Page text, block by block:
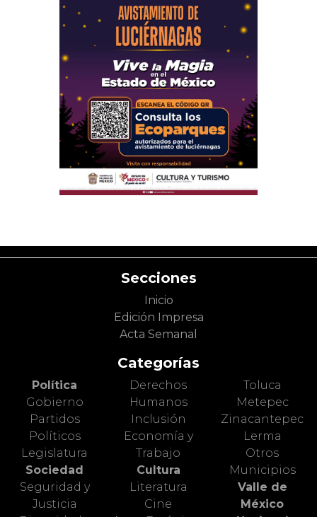
Secciones
Inicio
Edición Impresa
Acta Semanal
Categorías
Política
Gobierno
Partidos
Políticos
Legislatura
Sociedad
Seguridad y
Justicia
Derechos
Humanos
Inclusión
Economía y
Trabajo
Cultura
Literatura
Cine
Toluca
Metepec
Zinacantepec
Lerma
Otros
Municipios
Valle de
México